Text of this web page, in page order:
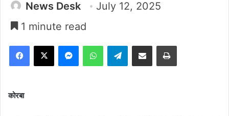
News Desk
July 12, 2025
1 minute read
Facebook
X MessengerWhatsAppTelegramShare via Email Print
कोरबा